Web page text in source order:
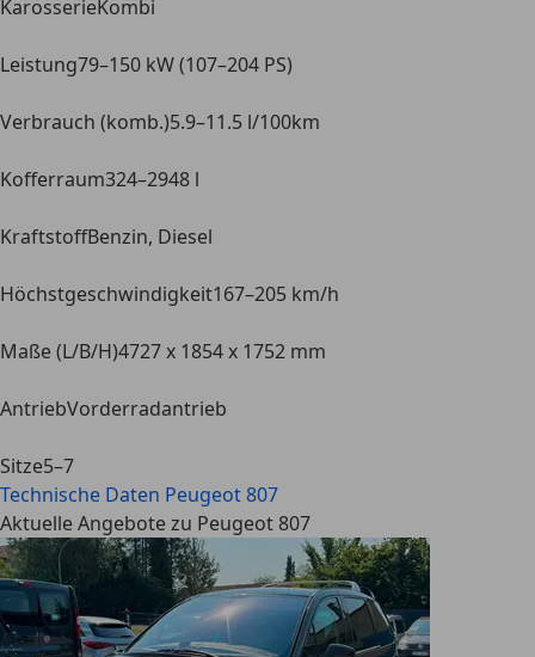
KarosserieKombi
Leistung79–150 kW (107–204 PS)
Verbrauch (komb.)5.9–11.5 l/100km
Kofferraum324–2948 l
KraftstoffBenzin, Diesel
Höchstgeschwindigkeit167–205 km/h
Maße (L/B/H)4727 x 1854 x 1752 mm
AntriebVorderradantrieb
Sitze5–7
Technische Daten Peugeot 807
Aktuelle Angebote zu Peugeot 807